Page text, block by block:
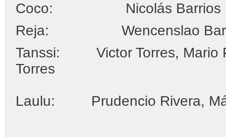
Coco: Nicolás Barrios
Reja: Wencenslao
Tanssi: Victor Torres, Mario
Torres
Laulu: Prudencio Rivera,